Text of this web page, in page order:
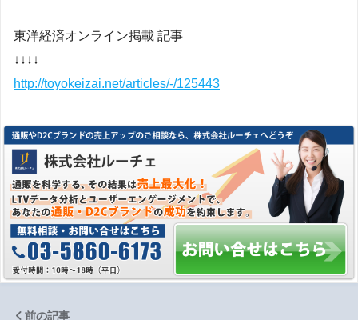
東洋経済オンライン掲載 記事
↓↓↓↓
http://toyokeizai.net/articles/-/125443
前の記事